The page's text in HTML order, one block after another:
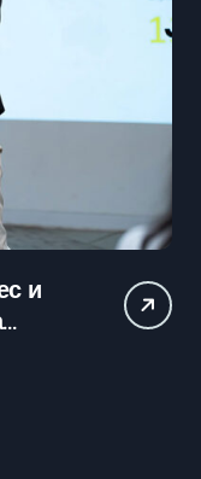
и